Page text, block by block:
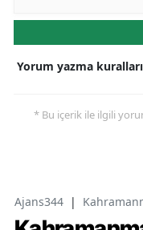
Yorum yazma
* Bu içerik ile ilgili
Ajans344 |